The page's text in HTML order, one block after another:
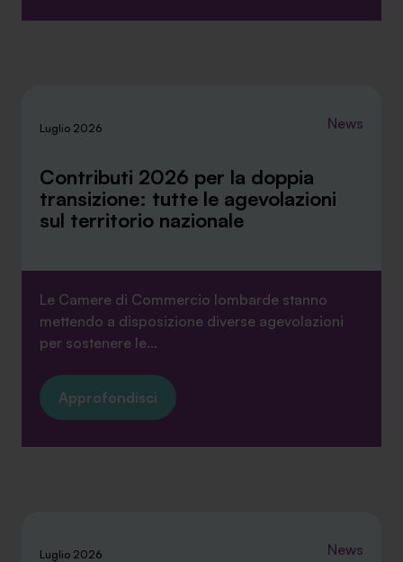
Luglio 2026 News
Contributi 2026 per la doppia
transizione: tutte le agevolazioni
sul territorio nazionale
Le Camere di Commercio lombarde stanno
mettendo a disposizione diverse agevolazioni
per sostenere le...
Approfondisci
Luglio 2026 News